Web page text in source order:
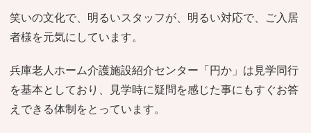
笑いの文化で、明るいスタッフが、明るい対応で、ご入居
者様を元気にしています。
兵庫老人ホーム介護施設紹介センター「円か」は見学同行
を基本としており、見学時に疑問を感じた事にもすぐお答
えできる体制をとっています。